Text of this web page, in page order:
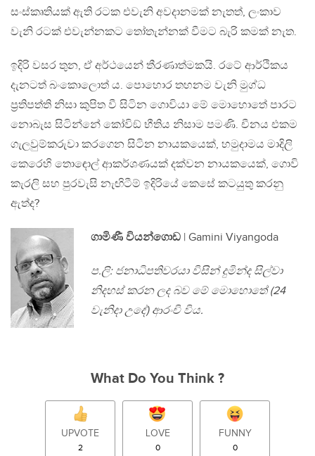
සංස්කෘතියක් ඇති රටක එවැනි අවදානමක් නැතත්, ලංකාව
වැනි රටක් එවැන්නකට තෝතැන්නක් වීමට බැරි කමක් නැත.
ඉදිරි වසර තුන, ඒ අර්ථයෙන් තීරණාත්මකයි. රටේ ආර්ථිකය
දැනටත් බංකොලොත් ය. පොහොර තහනම වැනි මුග්ධ
ප්‍රතිපත්ති නිසා කුපිත වී සිටින ගොවියා මේ මොහොතේ පාරට
නොබැස සිටින්නේ කෝවිඞ් භීතිය නිසාම පමණි. චීනය එකම
ගැලවුම්කරුවා කරගෙන සිටින නායකයෙක්, හමුදාමය මාදිලි
කෙරෙහි තොඳොල් ආකර්ශණයක් දක්වන නායකයෙක්, ගොවි
කැරලි සහ පුරවැසි නැඟිටීම් ඉදිරියේ කෙසේ කටයුතු කරනු
ඇත්ද?
ගාමිණී වියන්ගොඩ | Gamini Viyangoda
ප.ලි: ජනාධිපතිවරයා විසින් දුමින්ද සිල්වා
නිදහස් කරන ලද බව මේ මොහොතේ (24
වැනිදා උදේ) ආරංචි විය.
What Do You Think ?
UPVOTE
2
LOVE
0
FUNNY
0